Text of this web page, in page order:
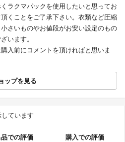
ラクマパックを使用したいと思ってお
くことをご了承下さい。衣類など圧縮
さいものやお値段がお安い設定のもの
います。
入前にコメントを頂ければと思いま
ップを見る
ています
での評価 購入での評価